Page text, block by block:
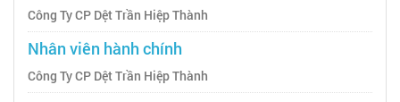
Công Ty CP Dệt Trần Hiệp Thành
Nhân viên hành chính
Công Ty CP Dệt Trần Hiệp Thành